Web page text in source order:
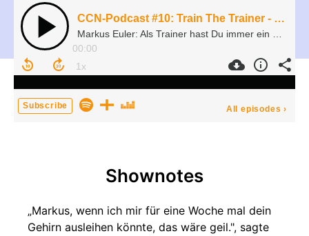
CCN-Podcast #10: Train The Trainer - ich verleihe mein Gehirn - mit Markus Euler
00:00
Subscribe All episodes ›
Shownotes
„Markus, wenn ich mir für eine Woche mal dein
Gehirn ausleihen könnte, das wäre geil.", sagte